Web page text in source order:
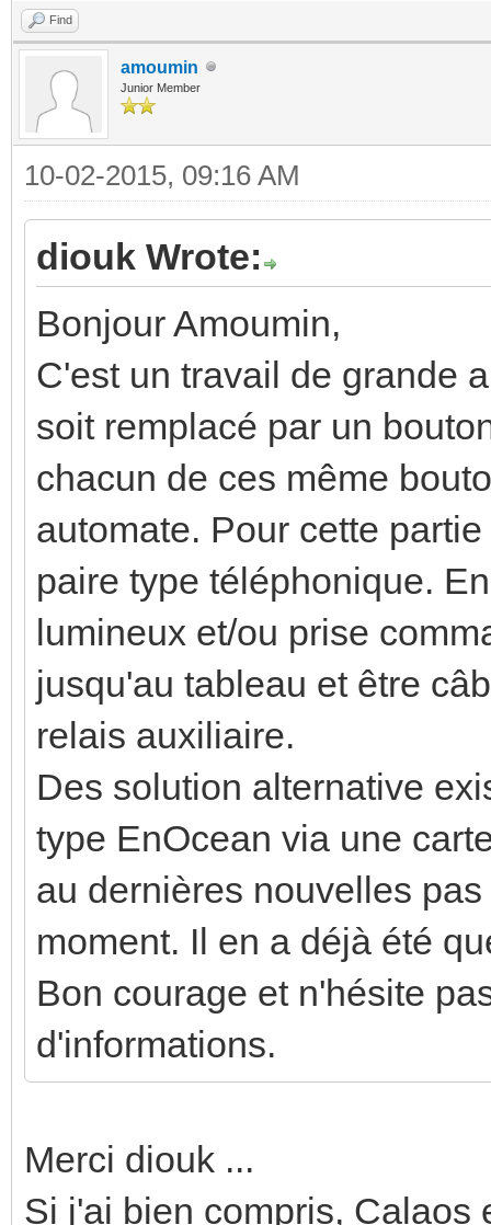
Find
amoumin
Junior Member
10-02-2015, 09:16 AM
diouk Wrote:
Bonjour Amoumin,
C'est un travail de grande
soit remplacé par un
chacun de ces même
automate. Pour cette
paire type téléphonique.
lumineux et/ou prise
jusqu'au tableau et être
relais auxiliaire.
Des solution alternative
type EnOcean via une
au dernières nouvelles
moment. Il en a déjà été
Bon courage et n'hésite
d'informations.
Merci diouk ...
Si j'ai bien compris, Calaos